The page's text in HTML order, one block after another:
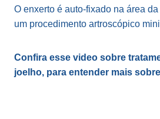
O enxerto é auto-fixado na área
um procedimento artroscópico
Confira esse video sobre
joelho, para entender mais